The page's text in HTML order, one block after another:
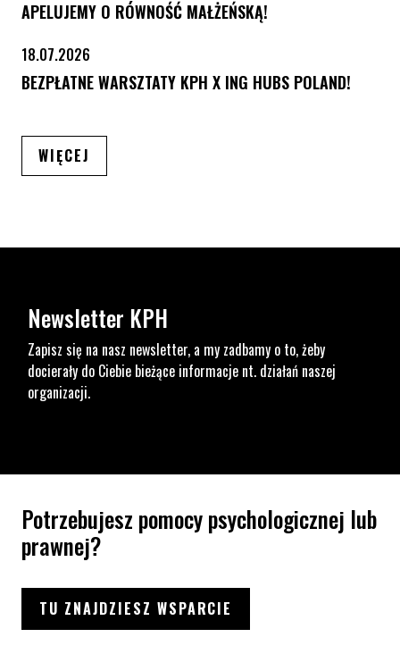
APELUJEMY O RÓWNOŚĆ MAŁŻEŃSKĄ!
18.07.2026
BEZPŁATNE WARSZTATY KPH X ING HUBS POLAND!
WIĘCEJ
Newsletter KPH
Zapisz się na nasz newsletter, a my zadbamy o to, żeby
docierały do Ciebie bieżące informacje nt. działań naszej
organizacji.
Potrzebujesz pomocy psychologicznej lub
prawnej?
TU ZNAJDZIESZ WSPARCIE